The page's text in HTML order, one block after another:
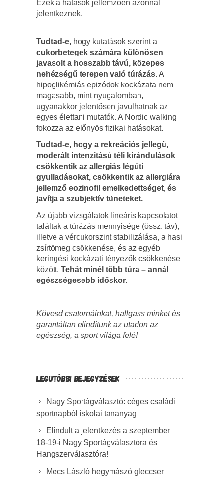
Ezek a hatások jellemzően azonnal
jelentkeznek.
Tudtad-e, hogy kutatások szerint a
cukorbetegek számára különösen
javasolt a hosszabb távú, közepes
nehézségű terepen való túrázás.A
hipoglikémiás epizódok kockázata nem
magasabb, mint nyugalomban,
ugyanakkor jelentősen javulhatnak az
egyes élettani mutatók. A Nordic walking
fokozza az előnyös fizikai hatásokat.
Tudtad-e, hogy a rekreációs jellegű,
moderált intenzitású téli kirándulások
csökkentik az allergiás légúti
gyulladásokat, csökkentik az allergiára
jellemző eozinofil emelkedettséget, és
javítja a szubjektív tüneteket.
Az újabb vizsgálatok lineáris kapcsolatot
találtak a túrázás mennyisége (össz. táv),
illetve a vércukorszint stabilizálása, a hasi
zsírtömeg csökkenése, és az egyéb
keringési kockázati tényezők csökkenése
között. Tehát minél több túra – annál
egészségesebb időskor.
Kövesd csatornáinkat, hallgass minket és
garantáltan elindítunk az utadon az
egészség, a sport világa felé!
LEGUTÓBBI BEJEGYZÉSEK
Nagy Sportágválasztó: céges családi
sportnapból iskolai tananyag
Elindult a jelentkezés a szeptember
18-19-i Nagy Sportágválasztóra és
Hangszerválasztóra!
Mécs László hegymászó gleccser